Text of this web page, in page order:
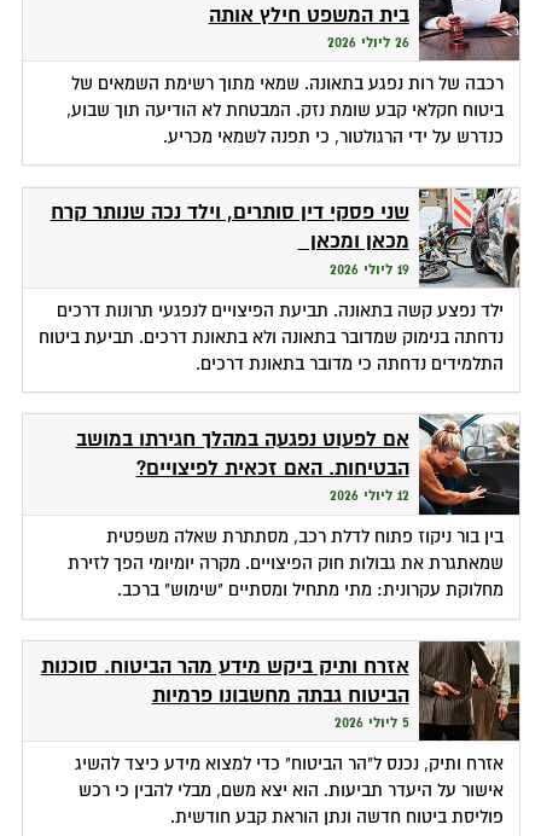
בית המשפט חילץ אותה
26 ליולי 2026
רכבה של רות נפגע בתאונה. שמאי מתוך רשימת השמאים של
ביטוח חקלאי קבע שומת נזק. המבטחת לא הודיעה תוך שבוע,
כנדרש על ידי הרגולטור, כי תפנה לשמאי מכריע.
שני פסקי דין סותרים, וילד נכה שנותר קרח
מכאן ומכאן
19 ליולי 2026
ילד נפצע קשה בתאונה. תביעת הפיצויים לנפגעי תרונות דרכים
נדחתה בנימוק שמדובר בתאונה ולא בתאונת דרכים. תביעת ביטוח
התלמידים נדחתה כי מדובר בתאונת דרכים.
אם לפעוט נפגעה במהלך חגירתו במושב
הבטיחות. האם זכאית לפיצויים?
12 ליולי 2026
בין בור ניקוז פתוח לדלת רכב, מסתתרת שאלה משפטית
שמאתגרת את גבולות חוק הפיצויים. מקרה יומיומי הפך לזירת
מחלוקת עקרונית: מתי מתחיל ומסתיים "שימוש" ברכב.
אזרח ותיק ביקש מידע מהר הביטוח. סוכנות
הביטוח גבתה מחשבונו פרמיות
5 ליולי 2026
אזרח ותיק, נכנס ל"הר הביטוח" כדי למצוא מידע כיצד להשיג
אישור על היעדר תביעות. הוא יצא משם, מבלי להבין כי רכש
פוליסת ביטוח חדשה ונתן הוראת קבע חודשית.